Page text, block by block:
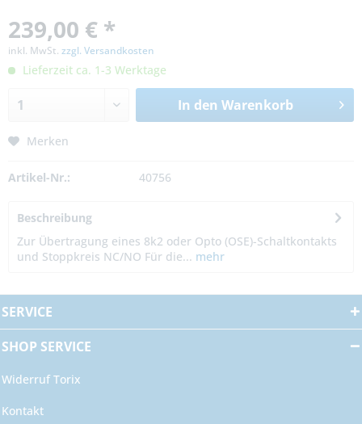
239,00 € *
inkl. MwSt. zzgl. Versandkosten
Lieferzeit ca. 1-3 Werktage
In den Warenkorb
Merken
Artikel-Nr.: 40756
Beschreibung
Zur Übertragung eines 8k2 oder Opto (OSE)-Schaltkontakts
und Stoppkreis NC/NO Für die... mehr
SERVICE
SHOP SERVICE
Widerruf Torix
Kontakt